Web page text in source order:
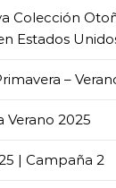
Colección
Estados
–
Verano 2025
| Campaña 2